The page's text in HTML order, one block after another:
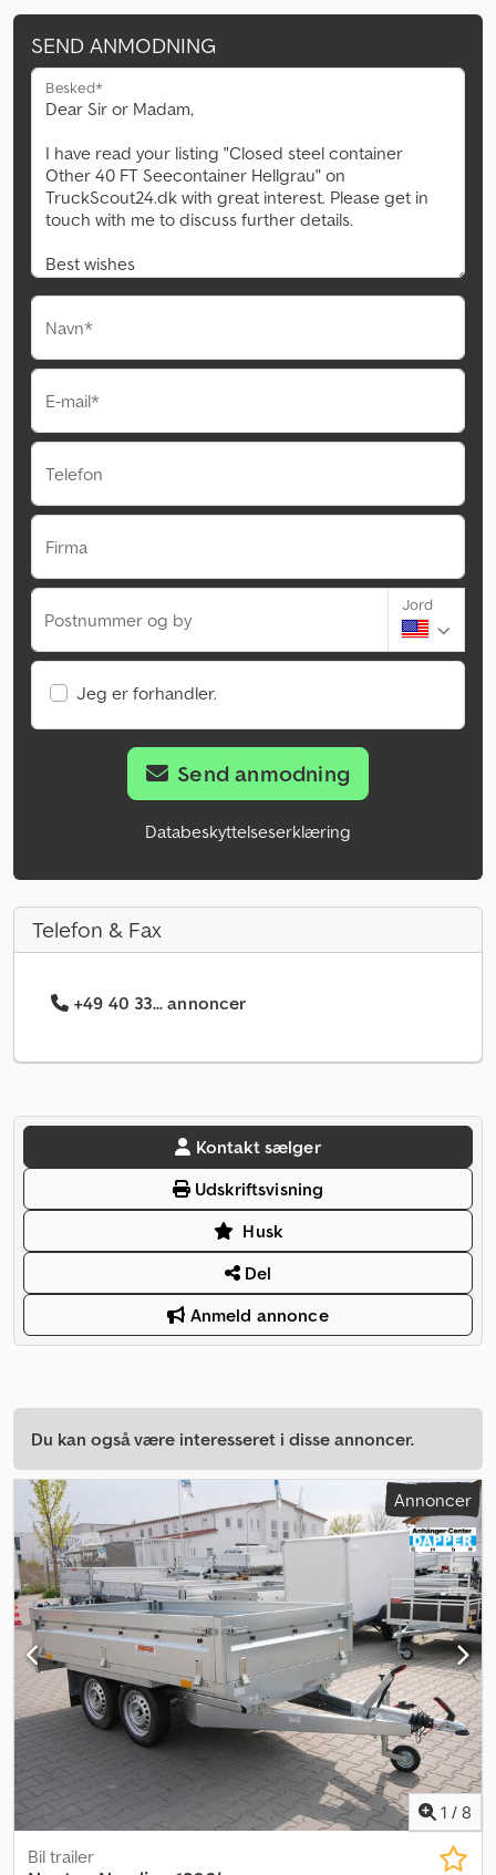
SEND ANMODNING
Besked*
Navn*
E-mail*
Telefon
Firma
Postnummer og by
Jord
Jeg er forhandler.
Send anmodning
Databeskyttelseserklæring
Telefon & Fax
+49 40 33... annoncer
Kontakt sælger
Udskriftsvisning
Husk
Del
Anmeld annonce
Du kan også være interesseret i disse annoncer.
Annoncer
1 / 8
Bil trailer